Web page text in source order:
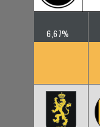
6,67%